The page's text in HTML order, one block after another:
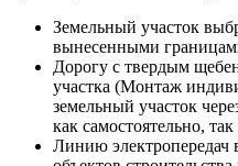
Земельный участок
вынесенными
Дорогу с твердым
участка (Монтаж
земельный участок
как самостоятельно,
Линию электропередач